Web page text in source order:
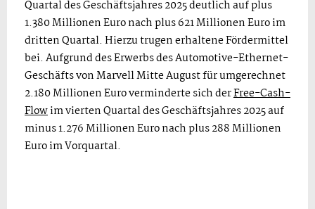
Quartal des Geschäftsjahres 2025 deutlich auf plus
1.380 Millionen Euro nach plus 621 Millionen Euro im
dritten Quartal. Hierzu trugen erhaltene Fördermittel
bei. Aufgrund des Erwerbs des Automotive-Ethernet-
Geschäfts von Marvell Mitte August für umgerechnet
2.180 Millionen Euro verminderte sich derFree-Cash-
Flowim vierten Quartal des Geschäftsjahres 2025 auf
minus 1.276 Millionen Euro nach plus 288 Millionen
Euro im Vorquartal.